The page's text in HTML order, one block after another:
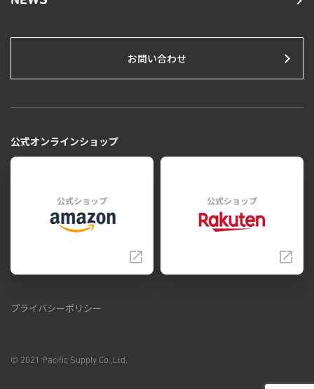
お問い合わせ
公式オンラインショップ
公式ショップ 公式ショップ
プライバシーポリシー
© 2021 Pacific Supply Co.,Ltd.